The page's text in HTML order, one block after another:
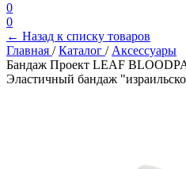
0
0
← Назад к списку товаров
Главная / Каталог / Аксессуары
Бандаж Проект LEAF
Эластичный бандаж